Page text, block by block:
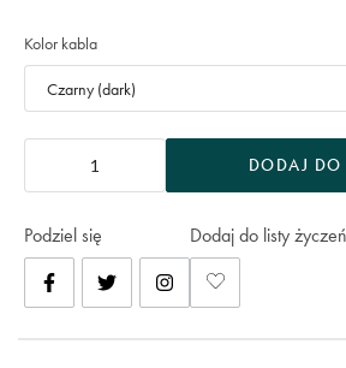
Kolor kabla
DODAJ
Podziel się Dodaj do listy życzeń